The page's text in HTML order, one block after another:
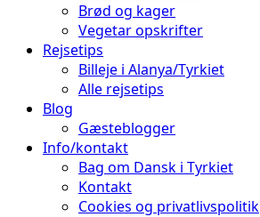
Brød og kager
Vegetar opskrifter
Rejsetips
Billeje i Alanya/Tyrkiet
Alle rejsetips
Blog
Gæsteblogger
Info/kontakt
Bag om Dansk i Tyrkiet
Kontakt
Cookies og privatlivspolitik